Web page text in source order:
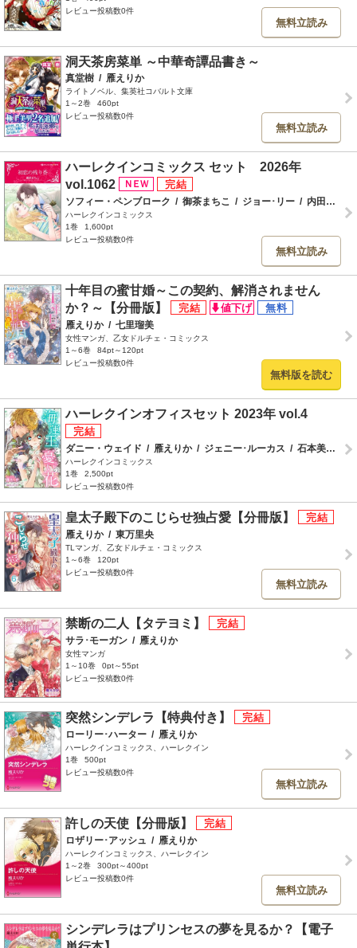
レビュー投稿数0件
無料立読み
洞天茶房菜単 ～中華奇譚品書き～
真堂樹 / 雁えりか
ライトノベル、集英社コバルト文庫
1～2巻
460pt
レビュー投稿数0件
無料立読み
ハーレクインコミックス セット 2026年
vol.1062
ソフィー・ペンブローク / 御茶まちこ / ジョー･リー / 内田一奈
ハーレクインコミックス
1巻
1,600pt
レビュー投稿数0件
無料立読み
十年目の蜜甘婚～この契約、解消されません
か？～【分冊版】
雁えりか / 七里瑠美
女性マンガ、乙女ドルチェ・コミックス
1～6巻
84pt～120pt
レビュー投稿数0件
無料版を読む
ハーレクインオフィスセット 2023年 vol.4
ダニー・ウェイド / 雁えりか / ジェニー･ルーカス / 石本美穂 バ
ハーレクインコミックス
1巻
2,500pt
レビュー投稿数0件
皇太子殿下のこじらせ独占愛【分冊版】
雁えりか / 東万里央
TLマンガ、乙女ドルチェ・コミックス
1～6巻
120pt
レビュー投稿数0件
無料立読み
禁断の二人【タテヨミ】
サラ･モーガン / 雁えりか
女性マンガ
1～10巻
0pt～55pt
レビュー投稿数0件
突然シンデレラ【特典付き】
ローリー･ハーター / 雁えりか
ハーレクインコミックス、ハーレクイン
1巻
500pt
レビュー投稿数0件
無料立読み
許しの天使【分冊版】
ロザリー･アッシュ / 雁えりか
ハーレクインコミックス、ハーレクイン
1～2巻
300pt～400pt
レビュー投稿数0件
無料立読み
シンデレラはプリンセスの夢を見るか？【電子